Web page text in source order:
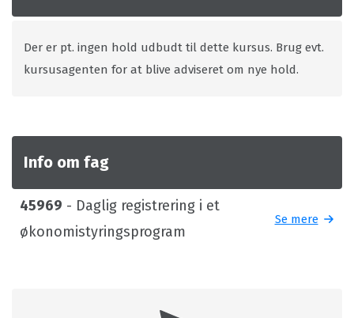
Der er pt. ingen hold udbudt til dette kursus. Brug evt.
kursusagenten for at blive adviseret om nye hold.
Info om fag
45969 - Daglig registrering i et
økonomistyringsprogram
Se mere